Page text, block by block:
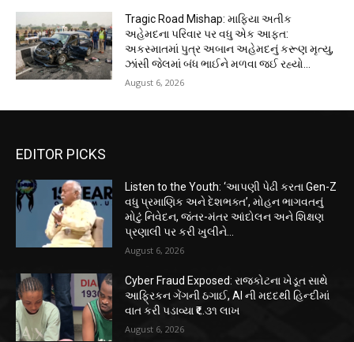
Tragic Road Mishap: માફિયા અતીક
અહેમદના પરિવાર પર વધુ એક આફત:
અકસ્માતમાં પુત્ર અબાન અહેમદનું કરૂણ મૃત્યુ,
ઝાંસી જેલમાં બંધ ભાઈને મળવા જઈ રહ્યો...
August 6, 2026
EDITOR PICKS
Listen to the Youth: ‘આપણી પેઢી કરતા Gen-Z
વધુ પ્રમાણિક અને દેશભક્ત’, મોહન ભાગવતનું
મોટું નિવેદન, જંતર-મંતર આંદોલન અને શિક્ષણ
પ્રણાલી પર કરી ખુલીને...
August 6, 2026
Cyber Fraud Exposed: રાજકોટના ખેડૂત સાથે
આફ્રિકન ગેંગની ઠગાઈ, AI ની મદદથી હિન્દીમાં
વાત કરી પડાવ્યા ₹૬.૩૧ લાખ
August 6, 2026